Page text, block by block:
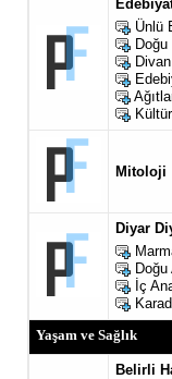
Ünlü
Doğu
Mitoloji
Diyar
İç
Yaşam ve Sağlık
Belirli